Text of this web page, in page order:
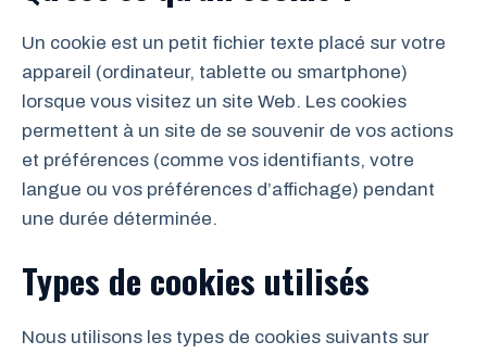
Un cookie est un petit fichier texte placé sur votre
appareil (ordinateur, tablette ou smartphone)
lorsque vous visitez un site Web. Les cookies
permettent à un site de se souvenir de vos actions
et préférences (comme vos identifiants, votre
langue ou vos préférences d’affichage) pendant
une durée déterminée.
Types de cookies utilisés
Nous utilisons les types de cookies suivants sur